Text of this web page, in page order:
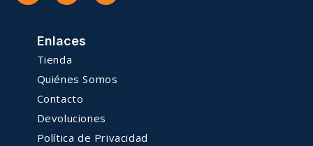
Enlaces
Tienda
Quiénes Somos
Contacto
Devoluciones
Política de Privacidad